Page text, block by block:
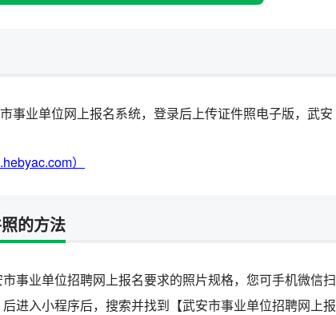
事业单位网上报名系统，登录后上传证件照电子版，武安
）
的方法
事业单位招聘网上报名要求的照片规格，您可手机微信扫
进入小程序后，搜索并找到【武安市事业单位招聘网上报